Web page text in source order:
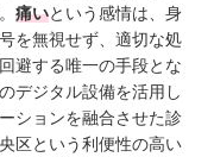
痛いという感情は、身
を無視せず、適切な処
避する唯一の手段とな
デジタル設備を活用し
ションを融合させた診
区という利便性の高い